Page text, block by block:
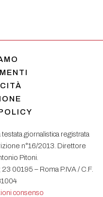
giornalistica registrata
n°16/2013. Direttore
Pitoni.
00195 – Roma P.IVA / C.F.
consenso